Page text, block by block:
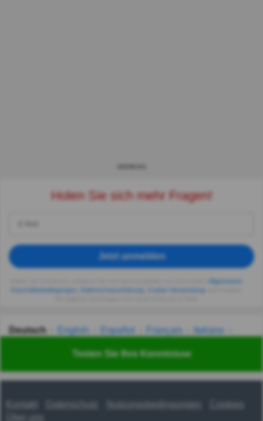
Testen Sie Ihre Kenntnisse
Holen Sie sich mehr Fragen!
Jetzt anmelden
Allgemeinen
Geschäftsbedingungen
Datenschutzerklärung Cookie-Verwendung
Deutsch English Español Français
Italiano
Українська हिन्दी 한국어 汉语
Kontakt Nutzungsbedingungen
Über uns